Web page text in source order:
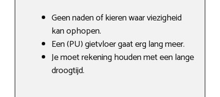
Geen naden of kieren waar viezigheid
kan ophopen.
Een (PU) gietvloer gaat erg lang meer.
Je moet rekening houden met een lange
droogtijd.